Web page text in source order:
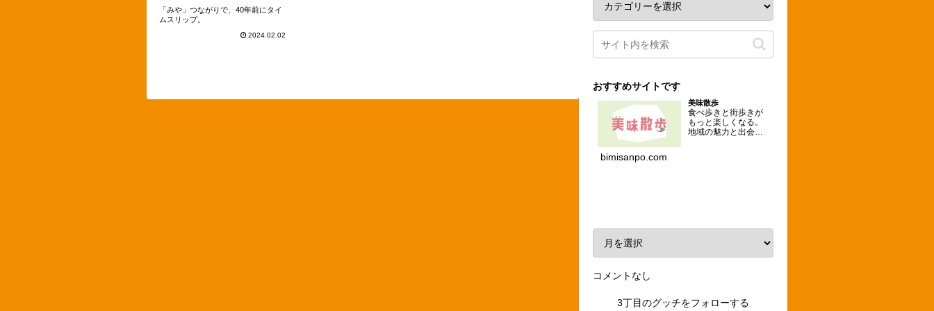
「みや」つながりで、40年前にタイ
ムスリップ。
2024.02.02
おすすめサイトです
美味散歩
食べ歩きと街歩きが
もっと楽しくなる。
地域の魅力と出会え
bimisanpo.com
コメントなし
3丁目のグッチをフォローする